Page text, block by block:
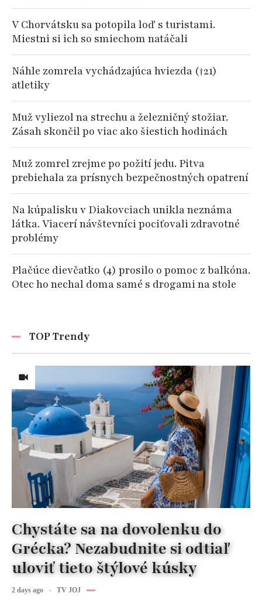
V Chorvátsku sa potopila loď s turistami.
Miestni si ich so smiechom natáčali
Náhle zomrela vychádzajúca hviezda (†21)
atletiky
Muž vyliezol na strechu a železničný stožiar.
Zásah skončil po viac ako šiestich hodinách
Muž zomrel zrejme po požití jedu. Pitva
prebiehala za prísnych bezpečnostných opatrení
Na kúpalisku v Diakovciach unikla neznáma
látka. Viacerí návštevníci pociťovali zdravotné
problémy
Plačúce dievčatko (4) prosilo o pomoc z balkóna.
Otec ho nechal doma samé s drogami na stole
TOP Trendy
Chystáte sa na dovolenku do
Grécka? Nezabudnite si odtiaľ
uloviť tieto štýlové kúsky
2 days ago TV JOJ